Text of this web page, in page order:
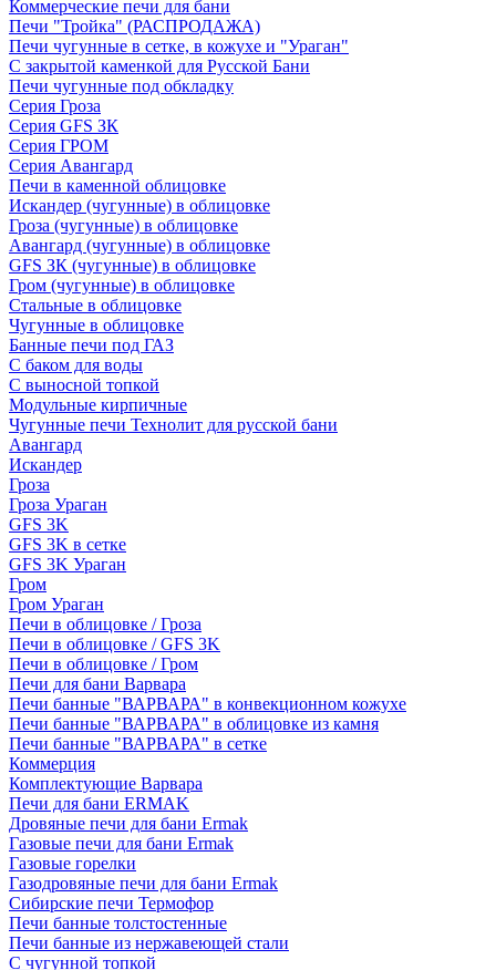
Коммерческие печи для бани
Печи "Тройка" (РАСПРОДАЖА)
Печи чугунные в сетке, в кожухе и "Ураган"
С закрытой каменкой для Русской Бани
Печи чугунные под обкладку
Серия Гроза
Серия GFS ЗК
Серия ГРОМ
Серия Авангард
Печи в каменной облицовке
Искандер (чугунные) в облицовке
Гроза (чугунные) в облицовке
Авангард (чугунные) в облицовке
GFS ЗК (чугунные) в облицовке
Гром (чугунные) в облицовке
Стальные в облицовке
Чугунные в облицовке
Банные печи под ГАЗ
С баком для воды
С выносной топкой
Модульные кирпичные
Чугунные печи Технолит для русской бани
Авангард
Искандер
Гроза
Гроза Ураган
GFS 3K
GFS 3K в сетке
GFS 3K Ураган
Гром
Гром Ураган
Печи в облицовке / Гроза
Печи в облицовке / GFS 3K
Печи в облицовке / Гром
Печи для бани Варвара
Печи банные "ВАРВАРА" в конвекционном кожухе
Печи банные "ВАРВАРА" в облицовке из камня
Печи банные "ВАРВАРА" в сетке
Коммерция
Комплектующие Варвара
Печи для бани ERMAK
Дровяные печи для бани Ermak
Газовые печи для бани Ermak
Газовые горелки
Газодровяные печи для бани Ermak
Сибирские печи Термофор
Печи банные толстостенные
Печи банные из нержавеющей стали
С чугунной топкой